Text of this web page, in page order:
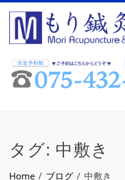
タグ: 中敷き
Home ブログ 中敷き